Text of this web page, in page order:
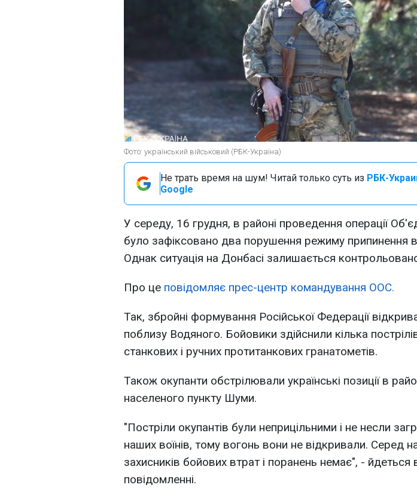
Фото: український військовий (РБК-Україна)
Не трать время на шум! Читай только суть из РБК-
Google
У середу, 16 грудня, в районі проведення операції
було зафіксовано два порушення режиму припинення
Однак ситуація на Донбасі залишається
Про це повідомляє прес-центр командування ООС.
Так, збройні формування Російської Федерації
поблизу Водяного. Бойовики здійснили кілька
станкових і ручних протитанкових гранатометів.
Також окупанти обстрілювали українські позиції в
населеного пункту Шуми.
"Постріли окупантів були неприцільними і не несли
наших воїнів, тому вогонь вони не відкривали. Серед
захисників бойових втрат і поранень немає", - йдеться
повідомленні.